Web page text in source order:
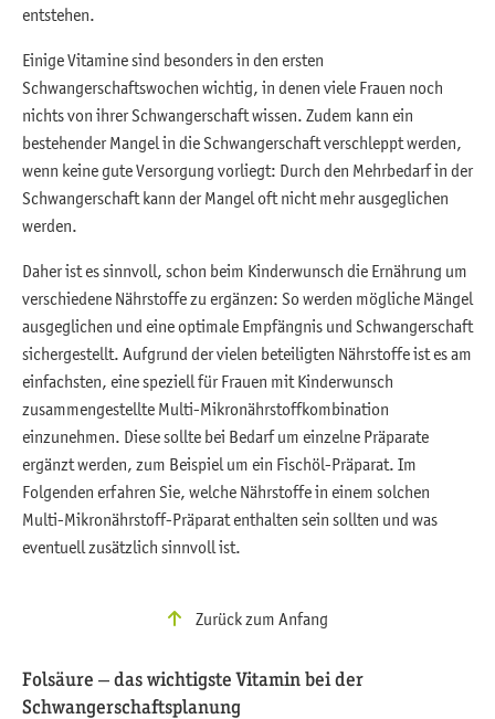
entstehen.
Einige Vitamine sind besonders in den ersten
Schwangerschaftswochen wichtig, in denen viele Frauen noch
nichts von ihrer Schwangerschaft wissen. Zudem kann ein
bestehender Mangel in die Schwangerschaft verschleppt werden,
wenn keine gute Versorgung vorliegt: Durch den Mehrbedarf in der
Schwangerschaft kann der Mangel oft nicht mehr ausgeglichen
werden.
Daher ist es sinnvoll, schon beim Kinderwunsch die Ernährung um
verschiedene Nährstoffe zu ergänzen: So werden mögliche Mängel
ausgeglichen und eine optimale Empfängnis und Schwangerschaft
sichergestellt. Aufgrund der vielen beteiligten Nährstoffe ist es am
einfachsten, eine speziell für Frauen mit Kinderwunsch
zusammengestellte Multi-Mikronährstoffkombination
einzunehmen. Diese sollte bei Bedarf um einzelne Präparate
ergänzt werden, zum Beispiel um ein Fischöl-Präparat. Im
Folgenden erfahren Sie, welche Nährstoffe in einem solchen
Multi-Mikronährstoff-Präparat enthalten sein sollten und was
eventuell zusätzlich sinnvoll ist.
Zurück zum Anfang
Folsäure – das wichtigste Vitamin bei der
Schwangerschaftsplanung